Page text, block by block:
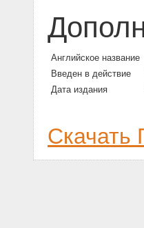
Английское название
Введен в действие
Дата издания
Скачать